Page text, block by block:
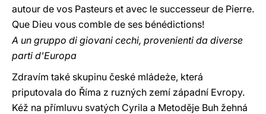
autour de vos Pasteurs et avec le successeur de Pierre.
Que Dieu vous comble de ses bénédictions!
A un gruppo di giovani cechi, provenienti da diverse
parti d'Europa
Zdravím také skupinu české mládeże, která
priputovala do Říma z ruzných zemí západní Evropy.
Kéž na přímluvu svatých Cyrila a Metodĕje Buh žehná